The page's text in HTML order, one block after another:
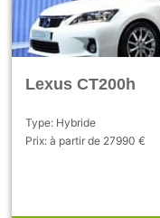
Lexus CT200h
Type: Hybride
Prix: à partir de 27990 €